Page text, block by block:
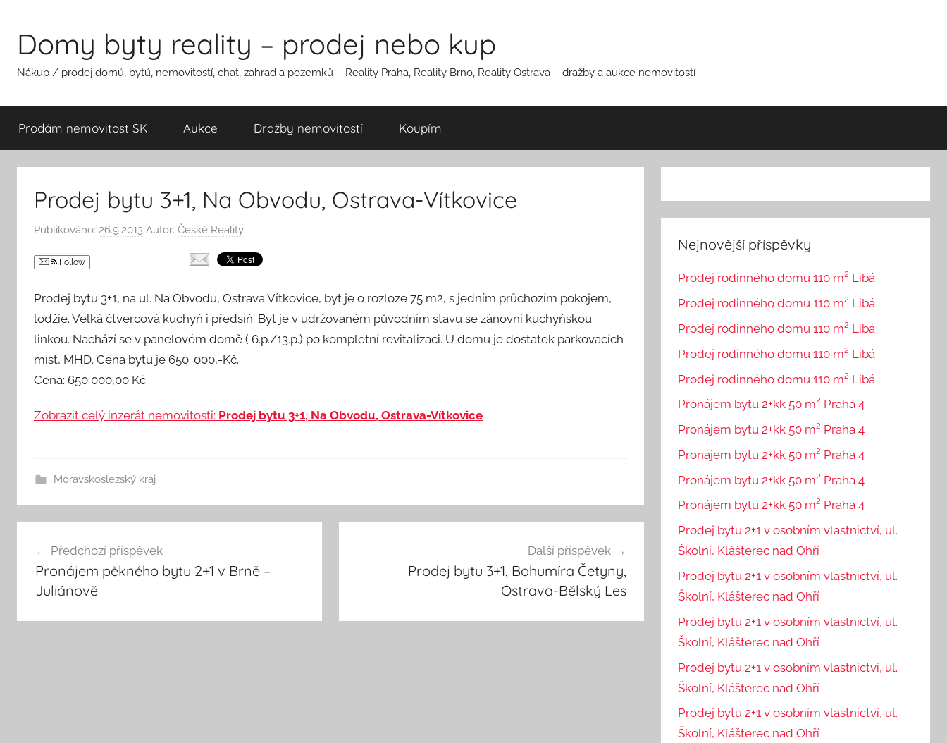
obsahu
Domy byty reality – prodej nebo kup
Nákup / prodej domů, bytů, nemovitostí, chat, zahrad a pozemků – Reality Praha, Reality Brno, Reality Ostrava – dražby a aukce nemovitostí
Prodám nemovitost SK Aukce Dražby nemovitostí Koupím
Prodej bytu 3+1, Na Obvodu, Ostrava-Vítkovice
Publikováno: 26.9.2013 Autor: České Reality
Follow
Prodej bytu 3+1, na ul. Na Obvodu, Ostrava Vítkovice, byt je o rozloze 75 m2, s jedním průchozím pokojem,
lodžie. Velká čtvercová kuchyň i předsíň. Byt je v udržovaném původním stavu se zánovní kuchyňskou
linkou. Nachází se v panelovém domě ( 6.p./13.p.) po kompletní revitalizaci. U domu je dostatek parkovacích
míst, MHD. Cena bytu je 650. 000,-Kč.
Cena: 650 000,00 Kč
Zobrazit celý inzerát nemovitosti: Prodej bytu 3+1, Na Obvodu, Ostrava-Vítkovice
Moravskoslezský kraj
Navigace
pro
Předchozí příspěvek
Pronájem pěkného bytu 2+1 v Brně –
Juliánově
Další příspěvek
Prodej bytu 3+1, Bohumíra Četyny,
Ostrava-Bělský Les
Nejnovější příspěvky
Prodej rodinného domu 110 m² Libá
Prodej rodinného domu 110 m² Libá
Prodej rodinného domu 110 m² Libá
Prodej rodinného domu 110 m² Libá
Prodej rodinného domu 110 m² Libá
Pronájem bytu 2+kk 50 m² Praha 4
Pronájem bytu 2+kk 50 m² Praha 4
Pronájem bytu 2+kk 50 m² Praha 4
Pronájem bytu 2+kk 50 m² Praha 4
Pronájem bytu 2+kk 50 m² Praha 4
Prodej bytu 2+1 v osobním vlastnictví, ul.
Školní, Klášterec nad Ohří
Prodej bytu 2+1 v osobním vlastnictví, ul.
Školní, Klášterec nad Ohří
Prodej bytu 2+1 v osobním vlastnictví, ul.
Školní, Klášterec nad Ohří
Prodej bytu 2+1 v osobním vlastnictví, ul.
Školní, Klášterec nad Ohří
Prodej bytu 2+1 v osobním vlastnictví, ul.
Školní, Klášterec nad Ohří